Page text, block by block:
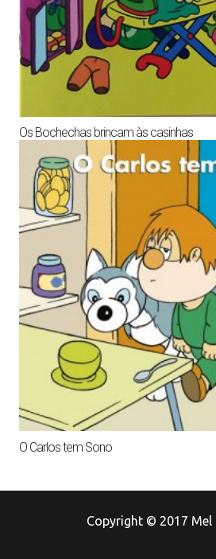
Os Bochechas brincam às casinhas
O Carlos tem Sono
Copyright © 2017 Mel |